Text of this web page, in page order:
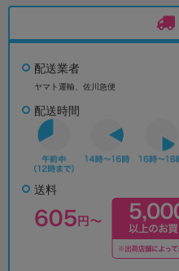
配送業者
ヤマト運輸、佐川急便
配送時間
送料